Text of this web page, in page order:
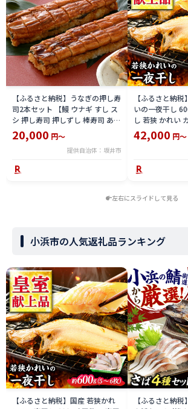
【ふるさと納税】うなぎの押し寿
司2本セット 【鰻 ウナギ すし ス
シ 押し寿司 押しずし 棒寿司 あき
さかり】
20,000 円～
提供自治体：坂井市
【ふるさと納
いの一夜干し
し 若狭 かれい
福井 ヤナギムシ
介 冷凍 小分け
北海道・沖縄・
[BFAE023]
42,000 円～
左右にスライドして見る
小浜市の人気返礼品ランキング
【ふるさと納税】国産 若狭かれ
【ふるさと納